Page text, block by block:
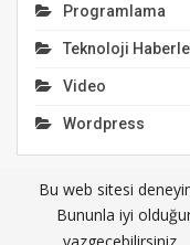
Programlama
Teknoloji
Video
Wordpress
© 2026 -
Bu web sitesi
Bununla iyi